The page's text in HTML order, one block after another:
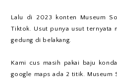
Lalu di 2023 konten Museum
Tiktok. Usut punya usut ternyata
gedung di belakang.
Kami cus masih pakai baju
google maps ada 2 titik. Museum